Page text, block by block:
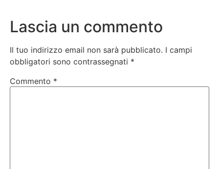
Lascia un commento
Il tuo indirizzo email non sarà pubblicato. I campi
obbligatori sono contrassegnati *
Commento *